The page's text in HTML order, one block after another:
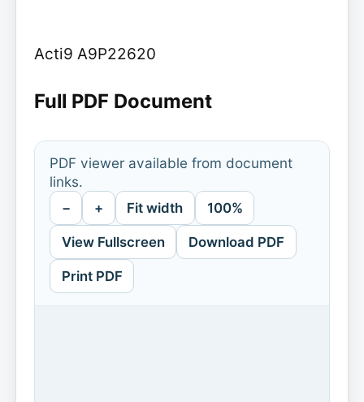
Acti9 A9P22620
Full PDF Document
PDF viewer available from document
links.
− + Fit width 100%
View Fullscreen Download PDF
Print PDF